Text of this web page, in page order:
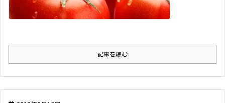
記事を読む